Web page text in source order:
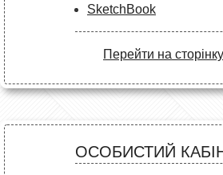
SketchBook
Перейти на сторінку
ОСОБИСТИЙ